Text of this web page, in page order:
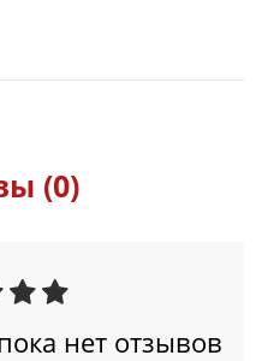
(0)
нет отзывов